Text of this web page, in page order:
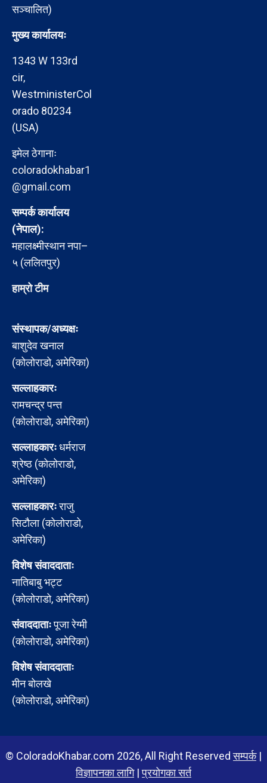
सञ्चालित)
मुख्य कार्यालयः
1343 W 133rd
cir,
WestministerCol
orado 80234
(USA)
इमेल ठेगानाः
coloradokhabar1
@gmail.com
सम्पर्क कार्यालय
(नेपाल):
महालक्ष्मीस्थान नपा–
५ (ललितपुर)
हाम्रो टीम
संस्थापक/अध्यक्षः
बाशुदेव खनाल
(कोलोराडो, अमेरिका)
सल्लाहकारः
रामचन्द्र पन्त
(कोलोराडो, अमेरिका)
सल्लाहकारःधर्मराज
श्रेष्ठ (कोलोराडो,
अमेरिका)
सल्लाहकारःराजु
सिटौला (कोलोराडो,
अमेरिका)
विशेष संवाददाताः
नातिबाबु भट्ट
(कोलोराडो, अमेरिका)
संवाददाताःपूजा रेग्मी
(कोलोराडो, अमेरिका)
विशेष संवाददाताः
मीन बोलखे
(कोलोराडो, अमेरिका)
© ColoradoKhabar.com 2026, All Right Reservedसम्पर्क|
विज्ञापनका लागि|प्रयोगका सर्त